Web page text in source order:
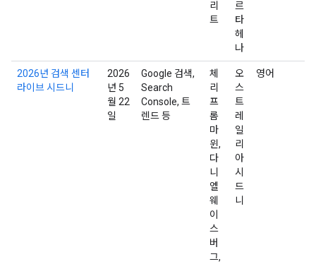
리
트
르
타
헤
나
2026년 검색 센터
라이브 시드니
2026
년 5
월 22
일
Google 검색,
Search
Console, 트
렌드 등
체
리
프
롬
마
윈,
다
니
엘
웨
이
스
버
그,
오
스
트
레
일
리
아
시
드
니
영어